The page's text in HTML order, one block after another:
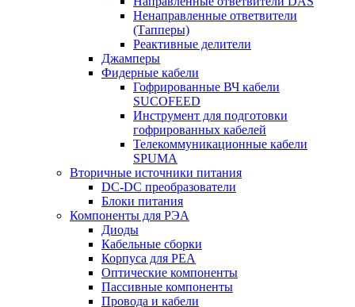
Ненаправленные ответвители
(Тапперы)
Реактивные делители
Джамперы
Фидерные кабели
Гофрированные ВЧ кабели
SUCOFEED
Инструмент для подготовки
гофрированных кабелей
Телекоммуникационные кабели
SPUMA
Вторичные источники питания
DC-DC преобразователи
Блоки питания
Компоненты для РЭА
Диоды
Кабельные сборки
Корпуса для РЕА
Оптические компоненты
Пассивные компоненты
Провода и кабели